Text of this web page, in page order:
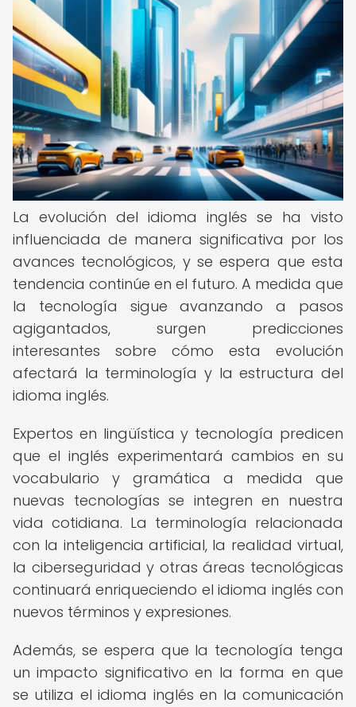
La evolución del idioma inglés se ha visto
influenciada de manera significativa por los
avances tecnológicos, y se espera que esta
tendencia continúe en el futuro. A medida que
la tecnología sigue avanzando a pasos
agigantados, surgen predicciones
interesantes sobre cómo esta evolución
afectará la terminología y la estructura del
idioma inglés.
Expertos en lingüística y tecnología predicen
que el inglés experimentará cambios en su
vocabulario y gramática a medida que
nuevas tecnologías se integren en nuestra
vida cotidiana. La terminología relacionada
con la inteligencia artificial, la realidad virtual,
la ciberseguridad y otras áreas tecnológicas
continuará enriqueciendo el idioma inglés con
nuevos términos y expresiones.
Además, se espera que la tecnología tenga
un impacto significativo en la forma en que
se utiliza el idioma inglés en la comunicación